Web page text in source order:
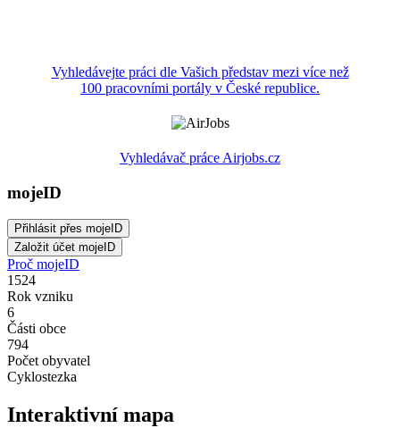
Vyhledávejte práci dle Vašich představ mezi více než
100 pracovními portály v České republice.
Vyhledávač práce Airjobs.cz
mojeID
Proč mojeID
1524
Rok vzniku
6
Části obce
794
Počet obyvatel
Cyklostezka
Interaktivní mapa